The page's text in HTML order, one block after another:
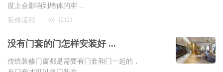
度上会影响到墙体的牢 ...
装修流程
12121
没有门套的门怎样安装好 ...
传统装修门窗都是需要有门套和门一起的，